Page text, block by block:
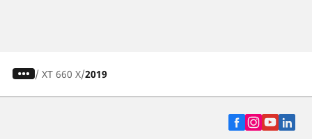
/ XT 660 X 2019